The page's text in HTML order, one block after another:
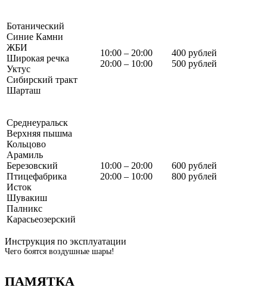
Ботанический
Синие Камни
ЖБИ
Широкая речка
Уктус
Сибирский тракт
Шарташ
10:00 – 20:00
20:00 – 10:00
400 рублей
500 рублей
Среднеуральск
Верхняя пышма
Кольцово
Арамиль
Березовский
Птицефабрика
Исток
Шувакиш
Палникс
Карасьеозерский
10:00 – 20:00
20:00 – 10:00
600 рублей
800 рублей
Инструкция по эксплуатации
Чего боятся воздушные шары!
ПАМЯТКА